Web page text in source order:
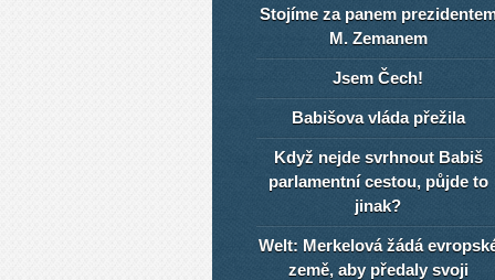
Stojíme za panem
M. Zemanem
Jsem Čech!
Babišova vláda přežila
Když nejde svrhnout Babiš
parlamentní cestou, půjde to
jinak?
Welt: Merkelová žádá
země, aby předaly svoji